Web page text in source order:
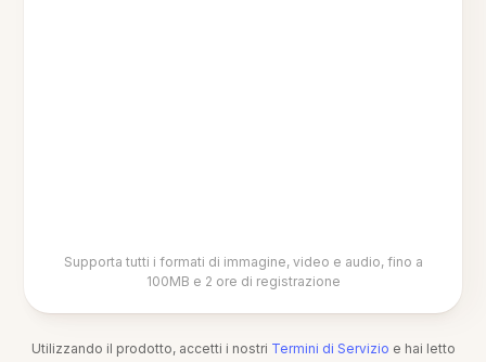
Supporta tutti i formati di immagine, video e audio, fino a
100MB e 2 ore di registrazione
Utilizzando il prodotto, accetti i nostri Termini di Servizio e hai letto